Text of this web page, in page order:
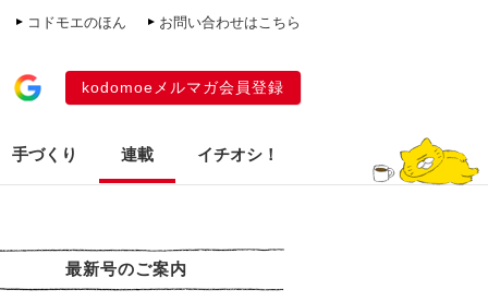
コドモエのほん お問い合わせはこちら
kodomoeメルマガ会員登録
手づくり 連載 イチオシ！
最新号のご案内